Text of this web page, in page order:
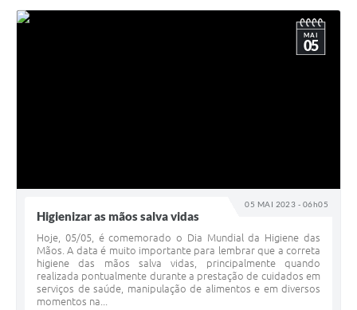
05 MAI 2023 - 06h05
MAI
05
Higienizar as mãos salva vidas
Hoje, 05/05, é comemorado o Dia Mundial da Higiene das
Mãos. A data é muito importante para lembrar que a correta
higiene das mãos salva vidas, principalmente quando
realizada pontualmente durante a prestação de cuidados em
serviços de saúde, manipulação de alimentos e em diversos
momentos na...